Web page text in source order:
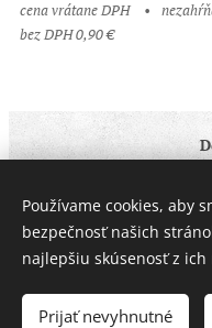
cena vrátane DPH
bez DPH 0,90 €
Používame cookies, aby
bezpečnosť našich
najlepšiu skúsenosť z ich
Prijať nevyhnutné